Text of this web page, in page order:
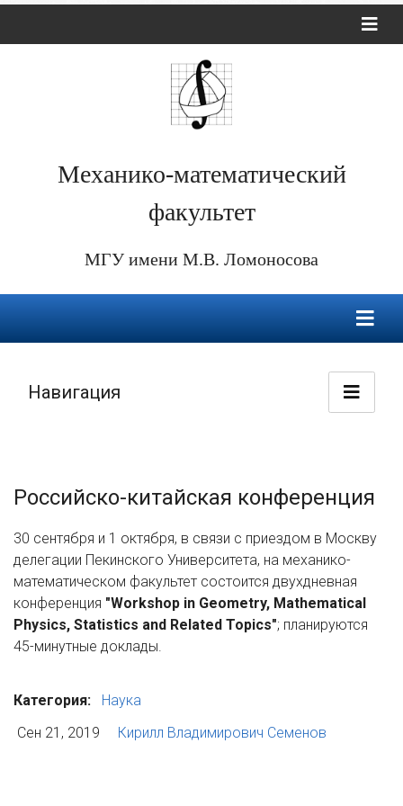
Механико-математический
факультет
МГУ имени М.В. Ломоносова
Навигация
Российско-китайская конференция
30 сентября и 1 октября, в связи с приездом в Москву
делегации Пекинского Университета, на механико-
математическом факультет состоится двухдневная
конференция "Workshop in Geometry, Mathematical
Physics, Statistics and Related Topics"; планируются
45-минутные доклады.
Категория:
Наука
Сен 21, 2019
Кирилл Владимирович Семенов